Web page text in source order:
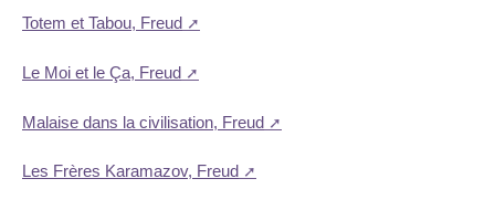
Totem et Tabou, Freud
Le Moi et le Ça, Freud
Malaise dans la civilisation, Freud
Les Frères Karamazov, Freud